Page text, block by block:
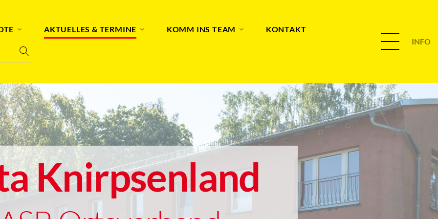
AKTUELLES & TERMINE KOMM INS TEAM
KONTAKT
INFO
Knirpsenland